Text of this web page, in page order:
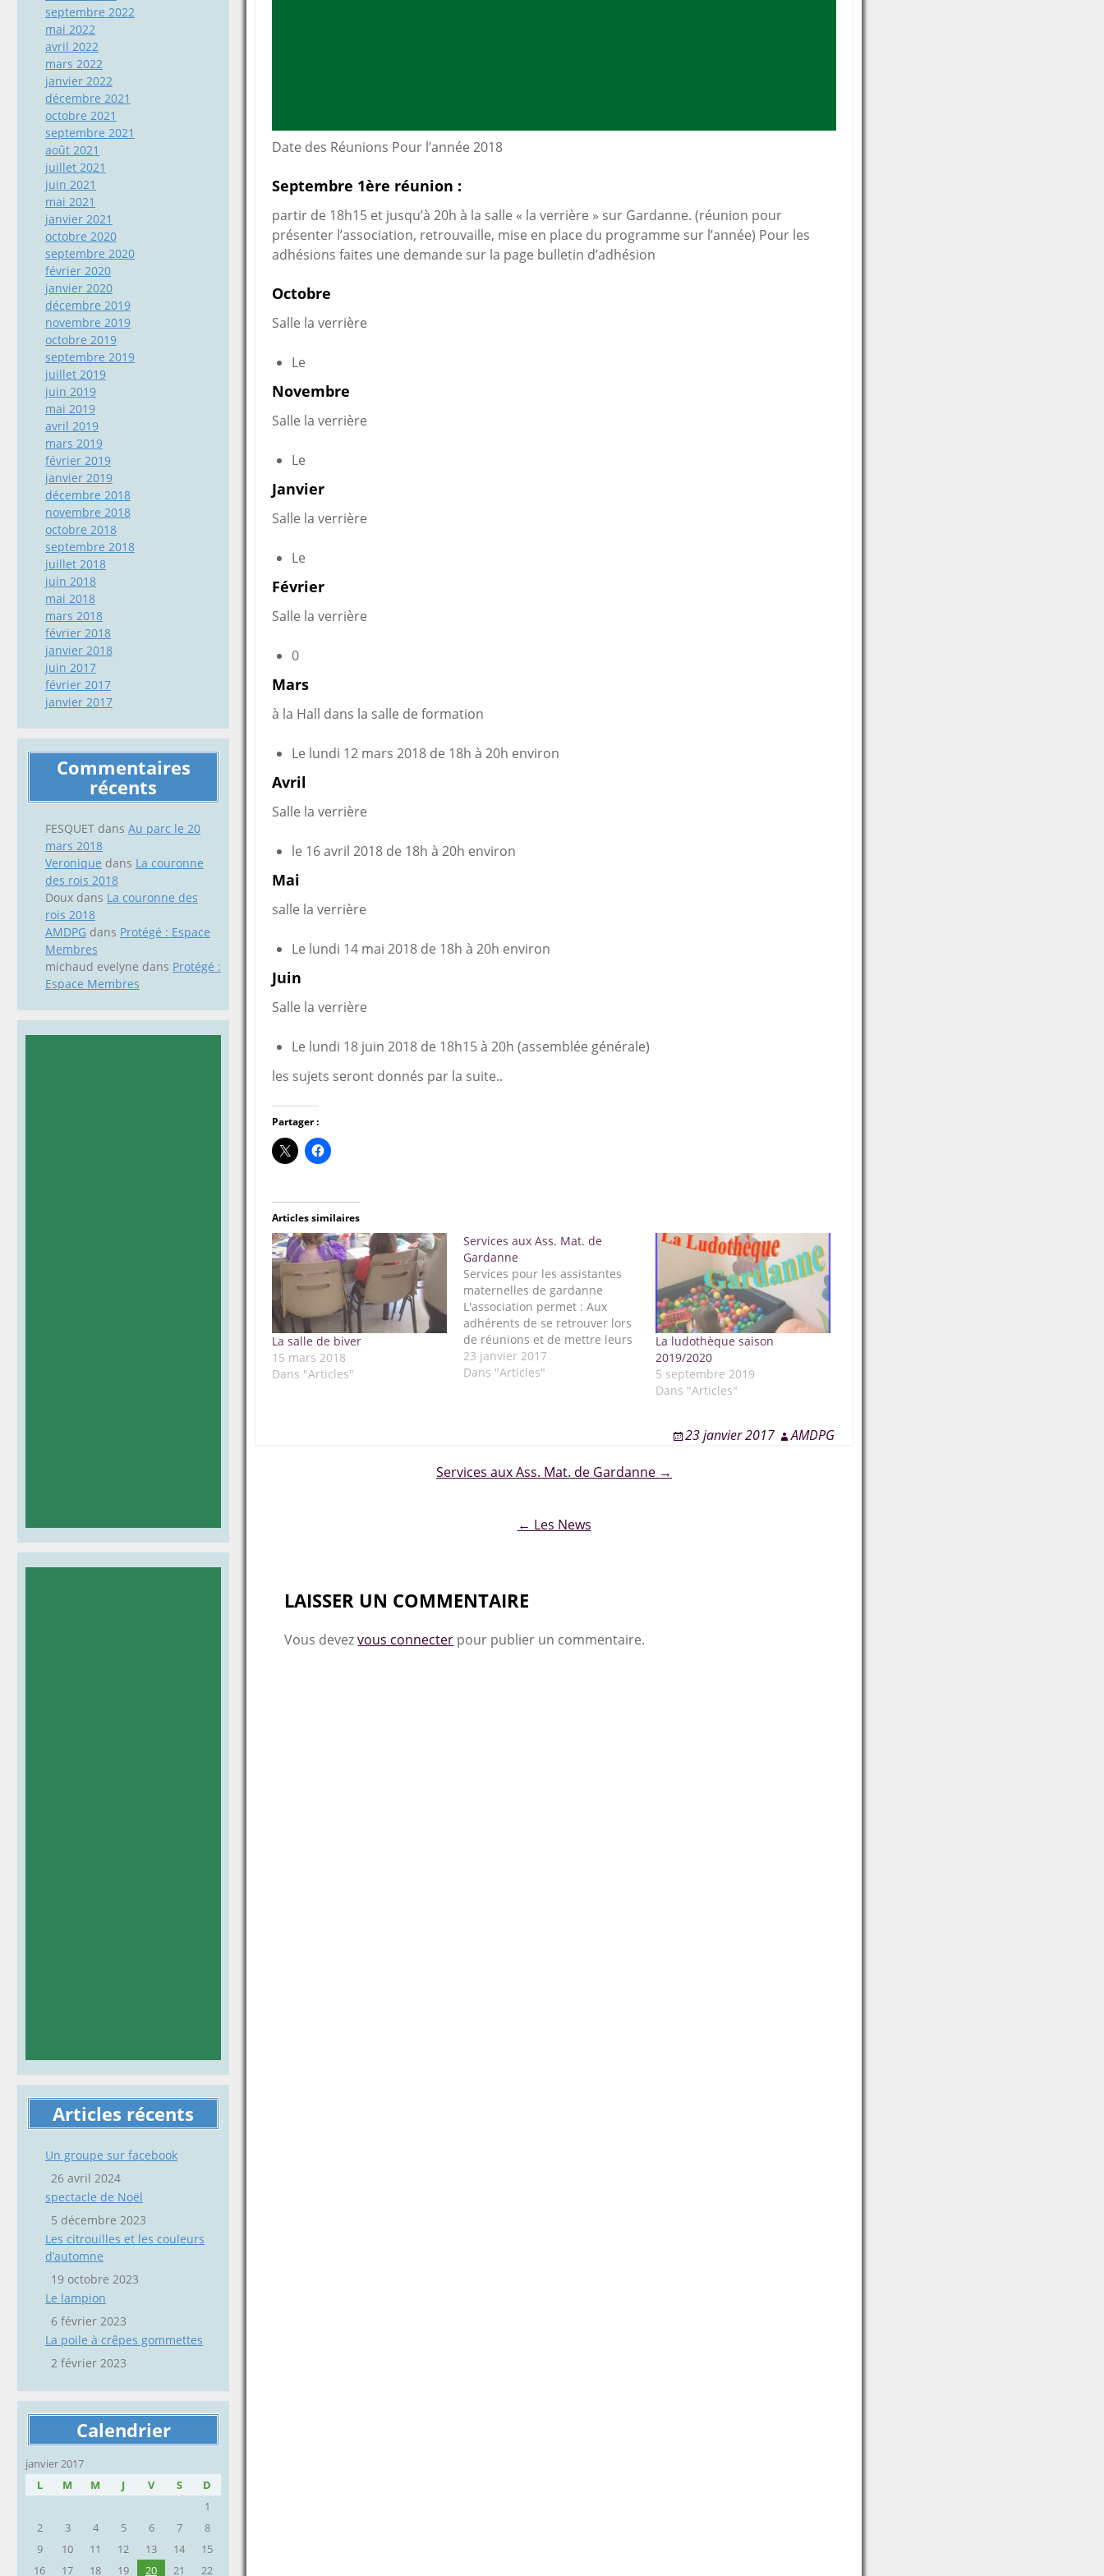
septembre 2022
mai 2022
avril 2022
mars 2022
janvier 2022
décembre 2021
octobre 2021
septembre 2021
août 2021
juillet 2021
juin 2021
mai 2021
janvier 2021
octobre 2020
septembre 2020
février 2020
janvier 2020
décembre 2019
novembre 2019
octobre 2019
septembre 2019
juillet 2019
juin 2019
mai 2019
avril 2019
mars 2019
février 2019
janvier 2019
décembre 2018
novembre 2018
octobre 2018
septembre 2018
juillet 2018
juin 2018
mai 2018
mars 2018
février 2018
janvier 2018
juin 2017
février 2017
janvier 2017
Commentaires
récents
FESQUET dans Au parc le 20
mars 2018
Veronique dans La couronne
des rois 2018
Doux dans La couronne des
rois 2018
AMDPG dans Protégé : Espace
Membres
michaud evelyne dans Protégé :
Espace Membres
Articles récents
Un groupe sur facebook
26 avril 2024
spectacle de Noël
5 décembre 2023
Les citrouilles et les couleurs
d’automne
19 octobre 2023
Le lampion
6 février 2023
La poile à crêpes gommettes
2 février 2023
Calendrier
janvier 2017
L
M M J V S
D
1
2
3 4 5 6 7
8
9
10 11 12 13 14
15
16
17 18 19 20 21 22
Date des Réunions Pour l’année 2018
Septembre 1ère réunion :
partir de 18h15 et jusqu’à 20h à la salle « la verrière » sur Gardanne. (réunion pour
présenter l’association, retrouvaille, mise en place du programme sur l’année) Pour les
adhésions faites une demande sur la page bulletin d’adhésion
Octobre
Salle la verrière
Le
Novembre
Salle la verrière
Le
Janvier
Salle la verrière
Le
Février
Salle la verrière
0
Mars
à la Hall dans la salle de formation
Le lundi 12 mars 2018 de 18h à 20h environ
Avril
Salle la verrière
le 16 avril 2018 de 18h à 20h environ
Mai
salle la verrière
Le lundi 14 mai 2018 de 18h à 20h environ
Juin
Salle la verrière
Le lundi 18 juin 2018 de 18h15 à 20h (assemblée générale)
les sujets seront donnés par la suite..
Partager :
Articles similaires
La salle de biver
15 mars 2018
Dans "Articles"
Services aux Ass. Mat. de
Gardanne
Services pour les assistantes
maternelles de gardanne
L'association permet : Aux
adhérents de se retrouver lors
de réunions et de mettre leurs
expériences au service d'un
accueil de qualité. D'orienter
23 janvier 2017
Dans "Articles"
La ludothèque saison
2019/2020
5 septembre 2019
Dans "Articles"
23 janvier 2017 AMDPG
Services aux Ass. Mat. de Gardanne →
← Les News
LAISSER UN COMMENTAIRE
Vous devezvous connecter pour publier un commentaire.